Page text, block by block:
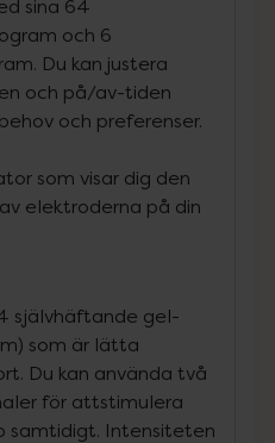
sina 64
och 6
Du kan justera
och på/av-tiden
och preferenser.
som visar dig den
elektroderna på din
självhäftande gel-
som är lätta
Du kan använda två
för attstimulera
samtidigt. Intensiteten